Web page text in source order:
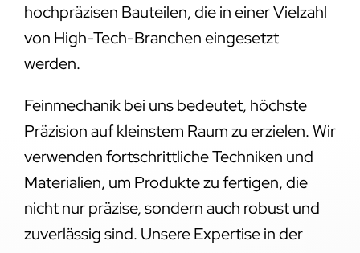
hochpräzisen Bauteilen, die in einer Vielzahl
von High-Tech-Branchen eingesetzt
werden.
Feinmechanik bei uns bedeutet, höchste
Präzision auf kleinstem Raum zu erzielen. Wir
verwenden fortschrittliche Techniken und
Materialien, um Produkte zu fertigen, die
nicht nur präzise, sondern auch robust und
zuverlässig sind. Unsere Expertise in der